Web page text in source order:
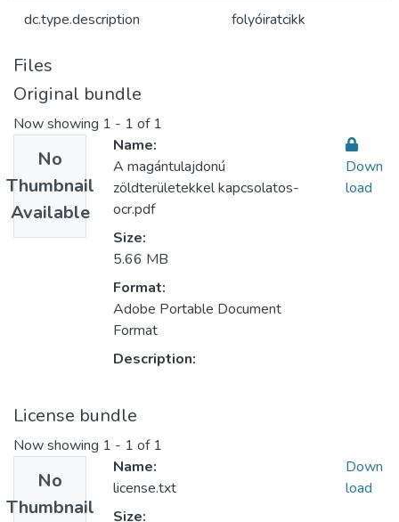
dc.type.description folyóiratcikk
Files
Original bundle
Now showing 1 - 1 of 1
No
Thumbnail
Available
Name:
A magántulajdonú
zöldterületekkel kapcsolatos-
ocr.pdf
Size:
5.66 MB
Format:
Adobe Portable Document
Format
Description:
Down
load
License bundle
Now showing 1 - 1 of 1
No
Thumbnail
Name:
license.txt
Size:
Down
load